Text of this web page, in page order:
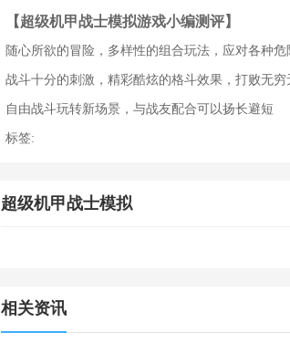
【超级机甲战士模拟游戏小编测评】
随心所欲的冒险，多样性的组合玩法，应对各种
战斗十分的刺激，精彩酷炫的格斗效果，打败无
自由战斗玩转新场景，与战友配合可以扬长避短
标签:
超级机甲战士模拟
相关资讯